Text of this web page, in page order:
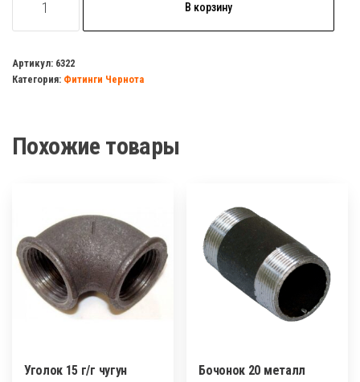
товара
обжимной
GEBO
н/
В корзину
Артикул: 6322
Категория: Фитинги Чернота
Похожие товары
Уголок 15 г/г чугун Бочонок 20 металл